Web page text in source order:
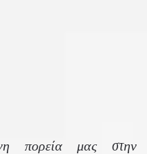
πορεία μας στην